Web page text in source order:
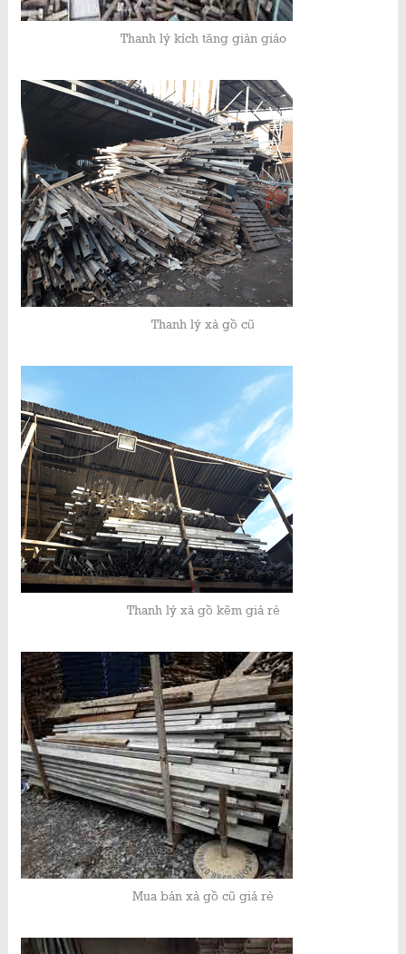
Thanh lý kích tăng giàn giáo
Thanh lý xà gồ cũ
Thanh lý xà gồ kẽm giá rẻ
Mua bán xà gồ cũ giá rẻ